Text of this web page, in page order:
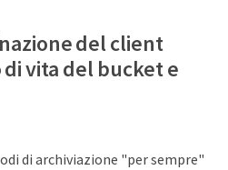
del client
vita del bucket e
di archiviazione "per sempre"